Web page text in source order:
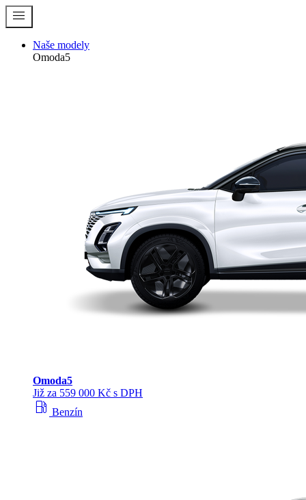
menu
Naše modely
Omoda5
Omoda5
Již za 559 000 Kč s DPH
local_gas_station Benzín